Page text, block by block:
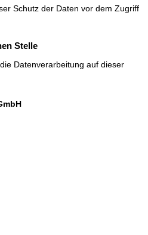
Schutz der Daten vor dem Zugriff
Stelle
Datenverarbeitung auf dieser